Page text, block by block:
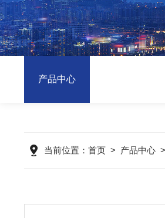
产品中心
当前位置： 首页> 产品中心